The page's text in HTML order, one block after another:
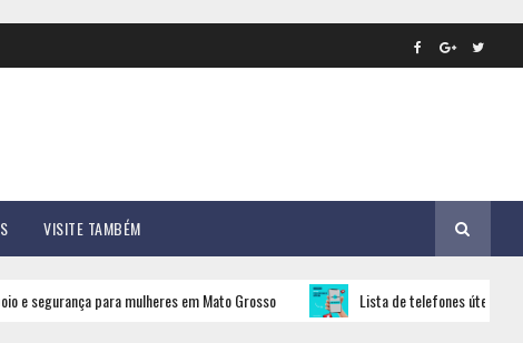
VISITE TAMBÉM
para mulheres em Mato Grosso Lista de telefones úteis em Alto Taquari